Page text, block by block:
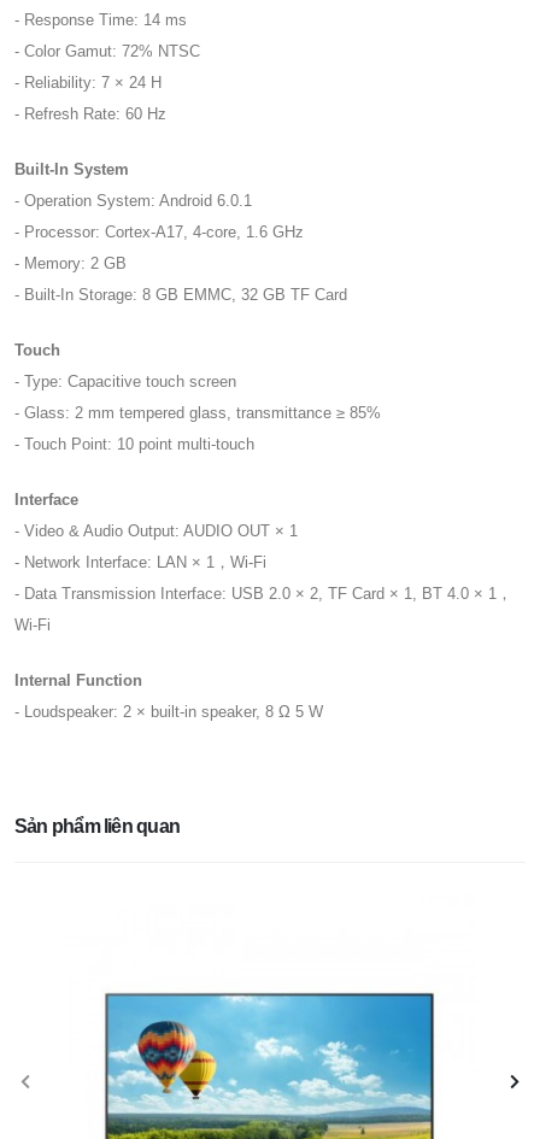
- Response Time: 14 ms
- Color Gamut: 72% NTSC
- Reliability: 7 × 24 H
- Refresh Rate: 60 Hz
Built-In System
- Operation System: Android 6.0.1
- Processor: Cortex-A17, 4-core, 1.6 GHz
- Memory: 2 GB
- Built-In Storage: 8 GB EMMC, 32 GB TF Card
Touch
- Type: Capacitive touch screen
- Glass: 2 mm tempered glass, transmittance ≥ 85%
- Touch Point: 10 point multi-touch
Interface
- Video & Audio Output: AUDIO OUT × 1
- Network Interface: LAN × 1，Wi-Fi
- Data Transmission Interface: USB 2.0 × 2, TF Card × 1, BT 4.0 × 1，
Wi-Fi
Internal Function
- Loudspeaker: 2 × built-in speaker, 8 Ω 5 W
Sản phẩm liên quan